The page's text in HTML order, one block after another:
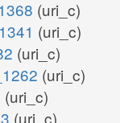
(uri_c)
(uri_c)
(uri_c)
(uri_c)
(uri_c)
(uri_c)